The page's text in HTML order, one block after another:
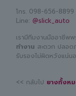
โทร. 098-656-8899
Line: @slick_auto
เรามีทีมงานมืออาชีพ
ทำงาน สะดวก ปลอด
รับรองไม่ผิดหวังแน่น
<< กลับไป ยางทั้งห